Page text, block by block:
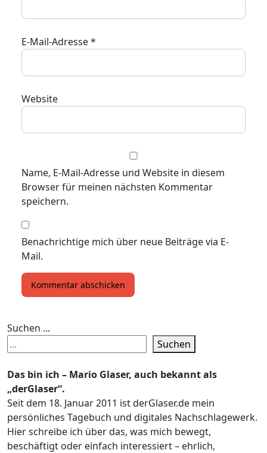
E-Mail-Adresse*
Website
Name, E-Mail-Adresse und Website in diesem
Browser für meinen nächsten Kommentar
speichern.
Benachrichtige mich über neue Beiträge via E-
Mail.
Suchen ...
Suchen
Das bin ich – Mario Glaser, auch bekannt als
„derGlaser“.
Seit dem 18. Januar 2011 ist derGlaser.de mein
persönliches Tagebuch und digitales Nachschlagewerk.
Hier schreibe ich über das, was mich bewegt,
beschäftigt oder einfach interessiert – ehrlich,